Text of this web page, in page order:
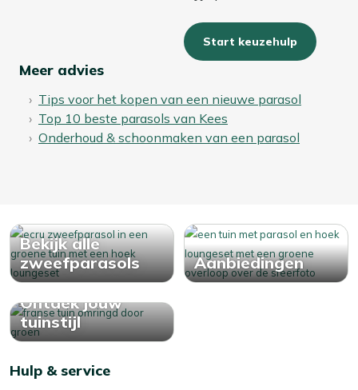
Start keuzehulp
Meer advies
Tips voor het kopen van een nieuwe parasol
Top 10 beste parasols van Kees
Onderhoud & schoonmaken van een parasol
Bekijk alle
zweefparasols
Aanbiedingen
Ontdek jouw
tuinstijl
Hulp & service